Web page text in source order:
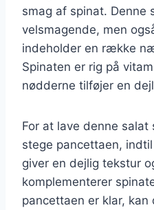
smag af spinat. Denne
velsmagende, men
indeholder en række
Spinaten er rig på
nødderne tilføjer en
For at lave denne
stege pancettaen,
giver en dejlig tekstur
komplementerer
pancettaen er klar,